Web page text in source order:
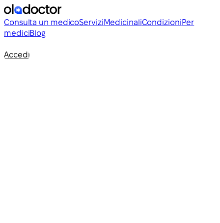
Consulta un medicoServiziMedicinaliCondizioniPer
mediciBlog
Accedi